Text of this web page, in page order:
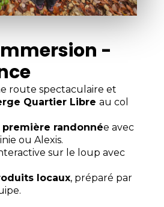
Immersion -
route spectaculaire et
Quartier Libre au col
première randonnée avec
ou Alexis.
sur le loup avec
locaux, préparé par